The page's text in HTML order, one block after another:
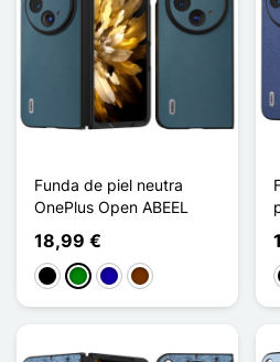
Funda de piel neutra
OnePlus Open ABEEL
18,99 €
NegroVerdeAzul oscuro
Café